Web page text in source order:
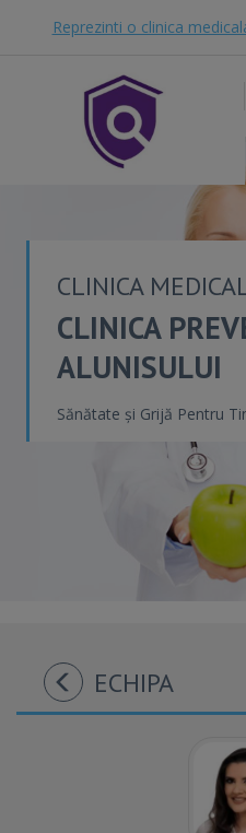
Reprezinti o clinica
CLINICA
CLINICA
ALUNISULUI
Sănătate și Grijă Pentru
ECHIPA